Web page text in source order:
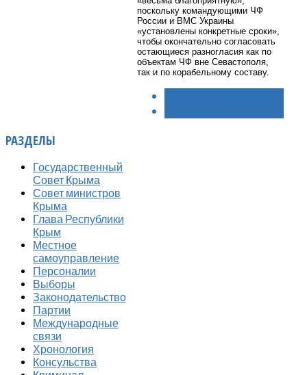
поскольку командующими ЧФ
России и ВМС Украины
«установлены конкретные сроки»,
чтобы окончательно согласовать
остающиеся разногласия как по
объектам ЧФ вне Севастополя,
так и по корабельному составу.
РАЗДЕЛЫ
Государственный
Совет Крыма
Совет министров
Крыма
Глава Республики
Крым
Местное
самоуправление
Персоналии
Выборы
Законодательство
Партии
Международные
связи
Хронология
Консульства